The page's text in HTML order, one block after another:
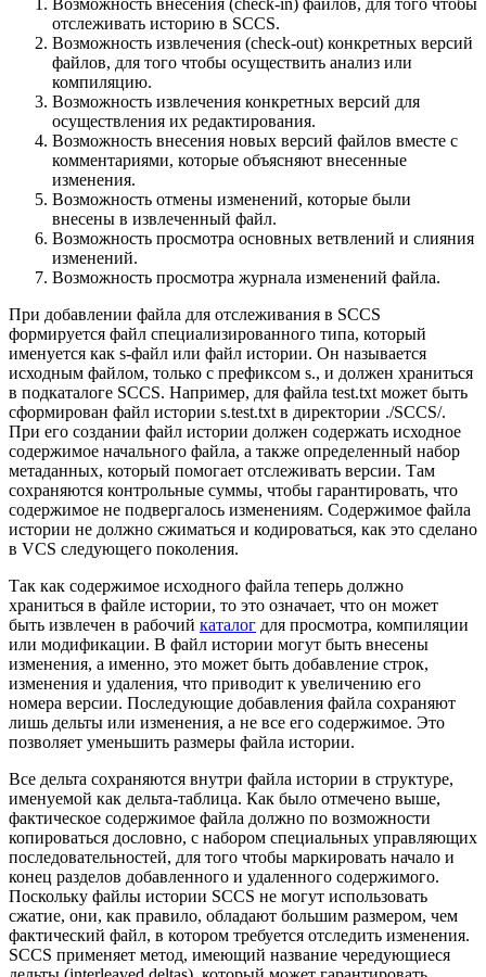
Возможность внесения (check-in) файлов, для того чтобы
отслеживать историю в SCCS.
Возможность извлечения (check-out) конкретных версий
файлов, для того чтобы осуществить анализ или
компиляцию.
Возможность извлечения конкретных версий для
осуществления их редактирования.
Возможность внесения новых версий файлов вместе с
комментариями, которые объясняют внесенные
изменения.
Возможность отмены изменений, которые были
внесены в извлеченный файл.
Возможность просмотра основных ветвлений и слияния
изменений.
Возможность просмотра журнала изменений файла.
При добавлении файла для отслеживания в SCCS
формируется файл специализированного типа, который
именуется как s-файл или файл истории. Он называется
исходным файлом, только с префиксом s., и должен храниться
в подкаталоге SCCS. Например, для файла test.txt может быть
сформирован файл истории s.test.txt в директории ./SCCS/.
При его создании файл истории должен содержать исходное
содержимое начального файла, а также определенный набор
метаданных, который помогает отслеживать версии. Там
сохраняются контрольные суммы, чтобы гарантировать, что
содержимое не подвергалось изменениям. Содержимое файла
истории не должно сжиматься и кодироваться, как это сделано
в VCS следующего поколения.
Так как содержимое исходного файла теперь должно
храниться в файле истории, то это означает, что он может
быть извлечен в рабочий каталог для просмотра, компиляции
или модификации. В файл истории могут быть внесены
изменения, а именно, это может быть добавление строк,
изменения и удаления, что приводит к увеличению его
номера версии. Последующие добавления файла сохраняют
лишь дельты или изменения, а не все его содержимое. Это
позволяет уменьшить размеры файла истории.
Все дельта сохраняются внутри файла истории в структуре,
именуемой как дельта-таблица. Как было отмечено выше,
фактическое содержимое файла должно по возможности
копироваться дословно, с набором специальных управляющих
последовательностей, для того чтобы маркировать начало и
конец разделов добавленного и удаленного содержимого.
Поскольку файлы истории SCCS не могут использовать
сжатие, они, как правило, обладают большим размером, чем
фактический файл, в котором требуется отследить изменения.
SCCS применяет метод, имеющий название чередующиеся